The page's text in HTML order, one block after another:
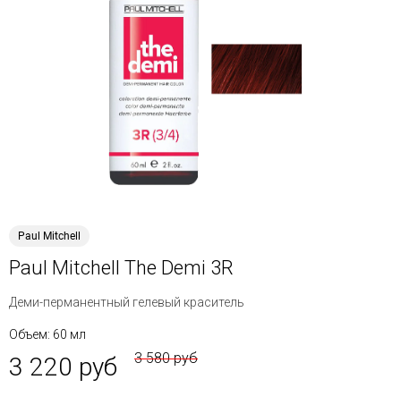
Paul Mitchell
Paul Mitchell The Demi 3R
Деми-перманентный гелевый краситель
Объем: 60 мл
3 220 руб 3 580 руб